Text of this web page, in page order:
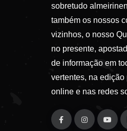
sobretudo
também os nossos
vizinhos, o nosso
no presente,
de informação em
vertentes, na
online e nas redes